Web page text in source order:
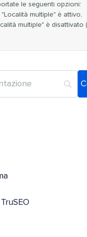
le seguenti opzioni:
multiple" è attivo,
multiple" è disattivato